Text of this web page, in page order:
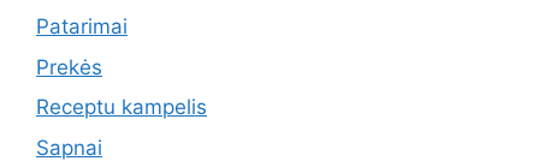
Patarimai
Prekės
Receptu kampelis
Sapnai